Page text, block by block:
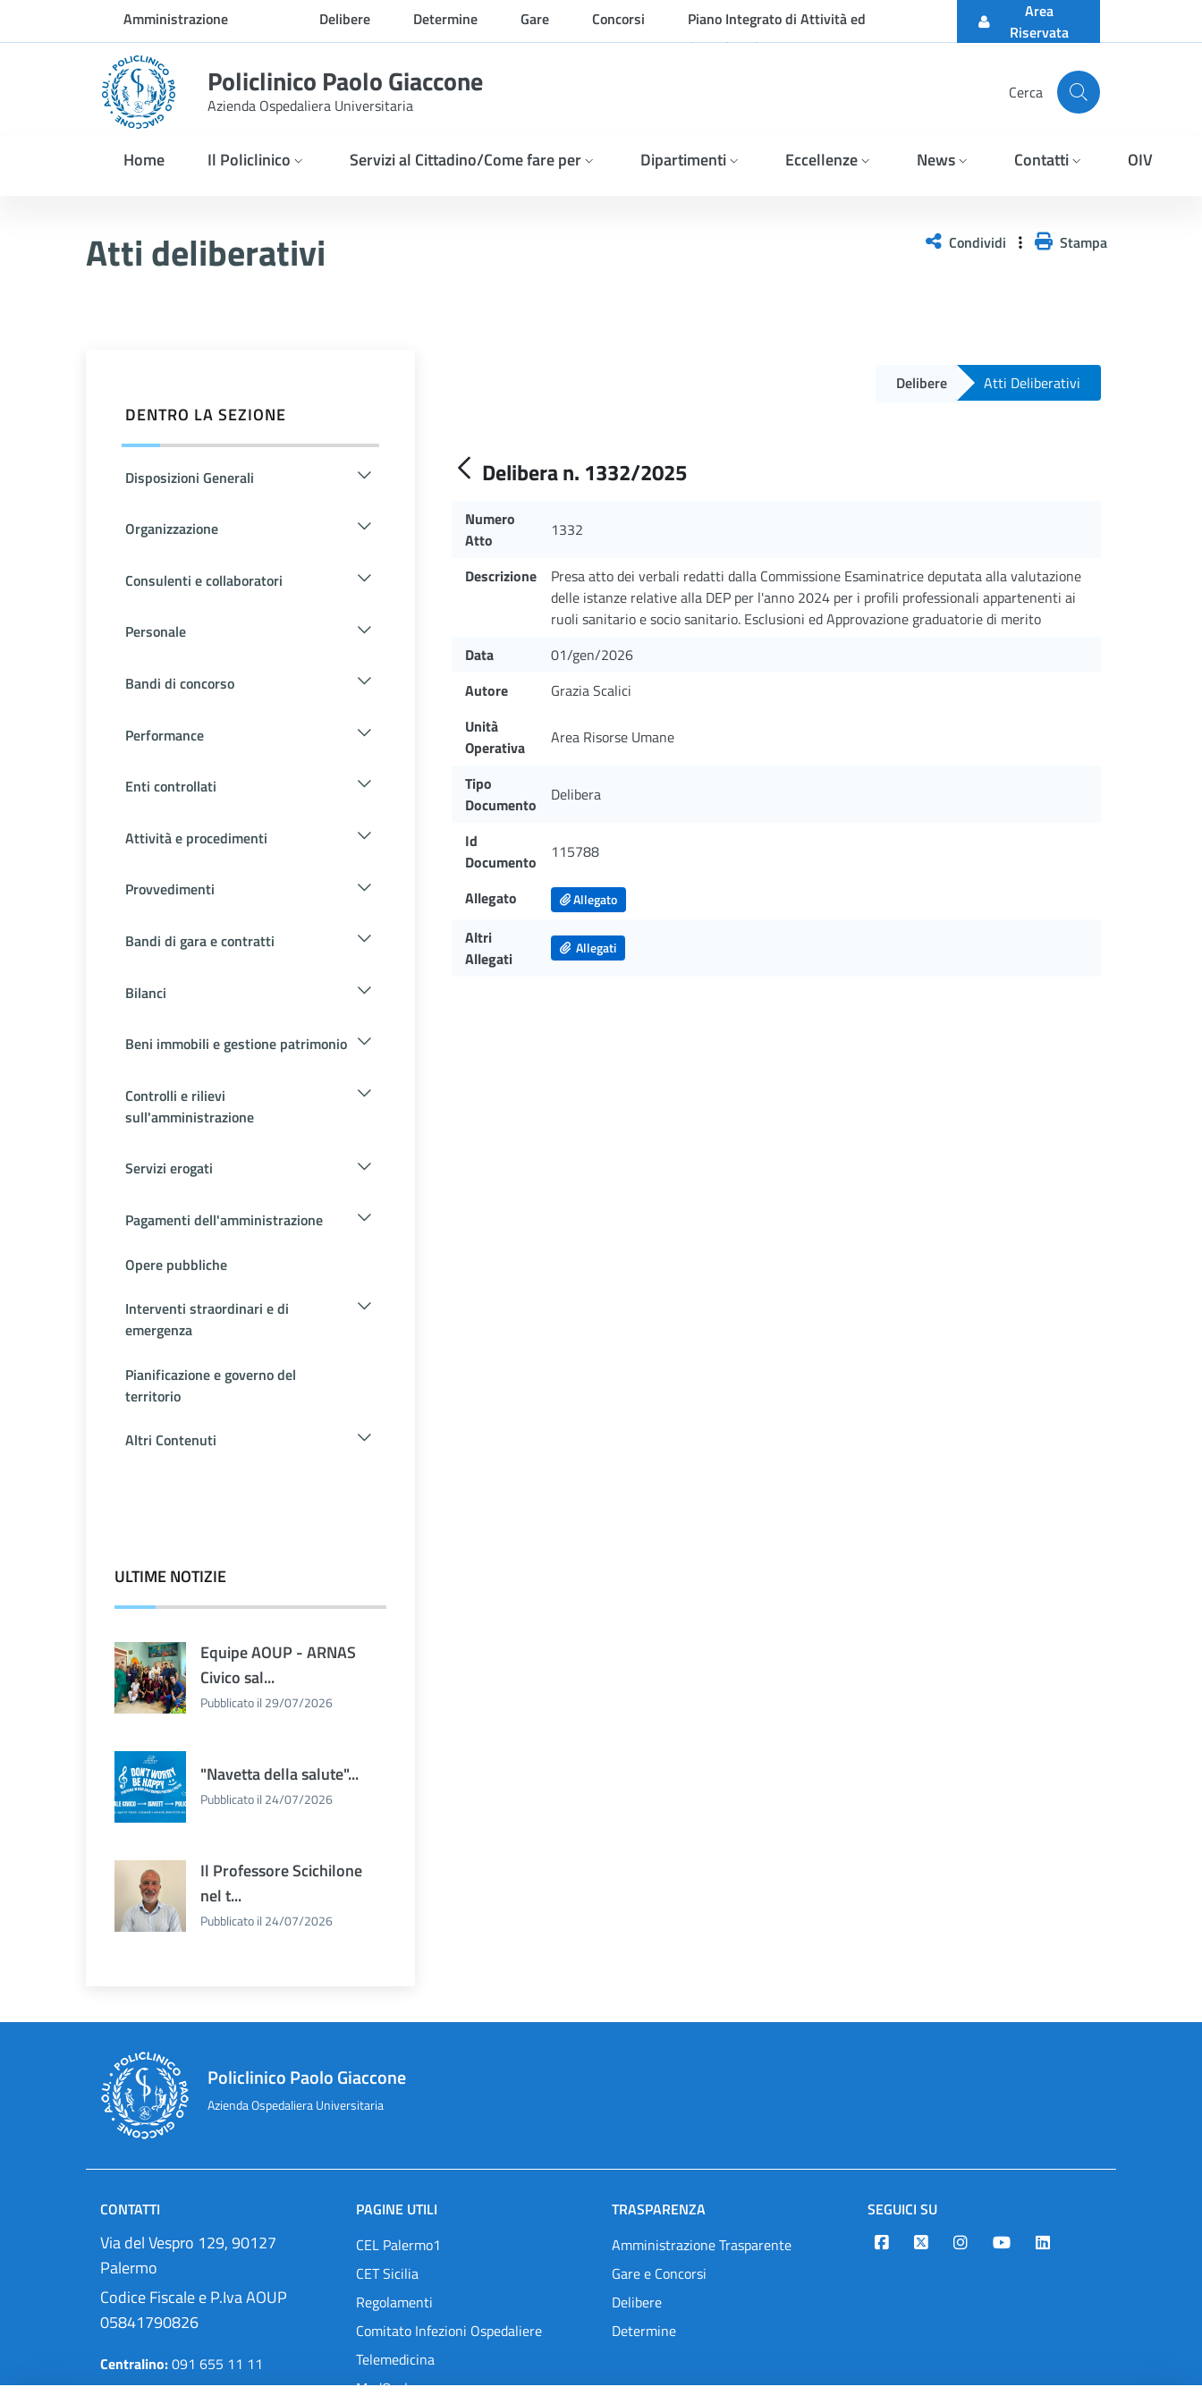
Skip to Main ContentAmministrazione
trasparente
Delibere Determine Gare Concorsi
Piano Integrato di Attività ed
Organizzazione
Area
Riservata
Policlinico Paolo Giaccone
Azienda Ospedaliera Universitaria
Cerca
Home Il Policlinico Servizi al Cittadino/Come fare per Dipartimenti Eccellenze News Contatti OIV
Atti deliberativi Condividi Stampa
DENTRO LA SEZIONE
Disposizioni Generali
Organizzazione
Consulenti e collaboratori
Personale
Bandi di concorso
Performance
Enti controllati
Attività e procedimenti
Provvedimenti
Bandi di gara e contratti
Bilanci
Beni immobili e gestione patrimonio
Controlli e rilievi
sull'amministrazione
Servizi erogati
Pagamenti dell'amministrazione
Opere pubbliche
Interventi straordinari e di
emergenza
Pianificazione e governo del
territorio
Altri Contenuti
ULTIME NOTIZIE
Equipe AOUP - ARNAS
Civico sal...
Pubblicato il 29/07/2026
"Navetta della salute"...
Pubblicato il 24/07/2026
Il Professore Scichilone
nel t...
Pubblicato il 24/07/2026
Delibere Atti Deliberativi
Delibera n. 1332/2025
Numero
Atto
1332
Descrizione
Presa atto dei verbali redatti dalla Commissione Esaminatrice deputata alla valutazione
delle istanze relative alla DEP per l'anno 2024 per i profili professionali appartenenti ai
ruoli sanitario e socio sanitario. Esclusioni ed Approvazione graduatorie di merito
Data
01/gen/2026
Autore
Grazia Scalici
Unità
Operativa
Area Risorse Umane
Tipo
Documento
Delibera
Id
Documento
115788
Allegato Allegato
Altri
Allegati
Allegati
Policlinico Paolo Giaccone
Azienda Ospedaliera Universitaria
CONTATTI
Via del Vespro 129, 90127
Palermo
Codice Fiscale e P.Iva AOUP
05841790826
Centralino:091 655 11 11
Pec:protocollo@cert.policlinico.pa.it
PAGINE UTILI
CEL Palermo1
CET Sicilia
Regolamenti
Comitato Infezioni Ospedaliere
Telemedicina
MedOral
TRASPARENZA
Amministrazione Trasparente
Gare e Concorsi
Delibere
Determine
SEGUICI SU
Designers Italia
TwitterInstagramYoutubeLinkedin